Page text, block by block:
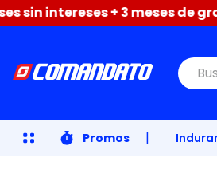
intereses + 3 meses de
Promos |